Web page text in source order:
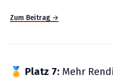
Zum Beitrag →
🏅 Platz 7: Mehr